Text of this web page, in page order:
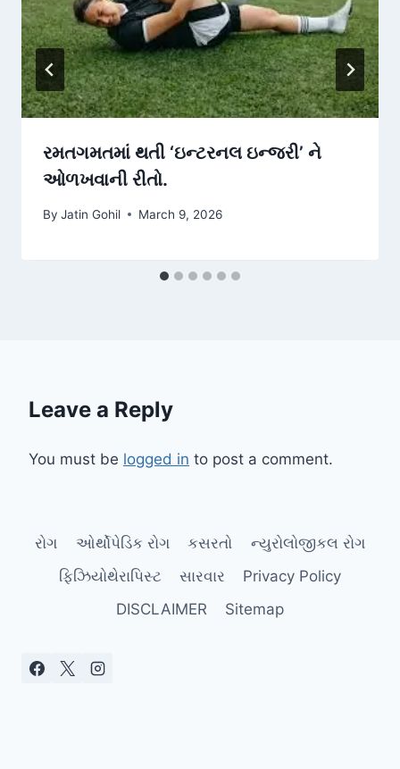
રમતગમતમાં થતી ‘ઇન્ટરનલ ઇન્જરી’ ને
ઓળખવાની રીતો.
By Jatin Gohil March 9, 2026
Leave a Reply
You must be logged in to post a comment.
રોગ ઓર્થોપેડિક રોગ કસરતો
ન્યુરોલોજીકલ રોગ
ફિઝિયોથેરાપિસ્ટ
સારવાર
Privacy Policy
DISCLAIMER
Sitemap